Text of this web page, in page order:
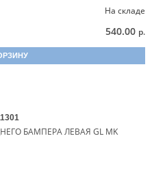
На складе
540.00 р.
БАМПЕРА ЛЕВАЯ GL MK